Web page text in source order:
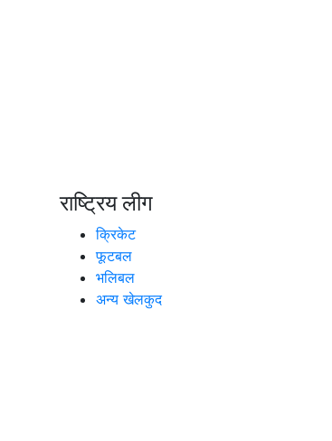
राष्ट्रिय लीग
क्रिकेट
फूटबल
भलिबल
अन्य खेलकुद